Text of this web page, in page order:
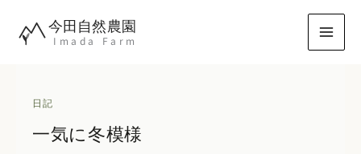
今田自然農園
Imada Farm
日記
一気に冬模様